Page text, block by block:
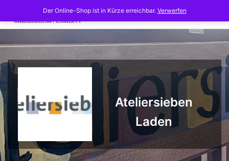
content
Ateliersieben
Laden
Der Online-Shop ist in Kürze erreichbar. Verwerfen